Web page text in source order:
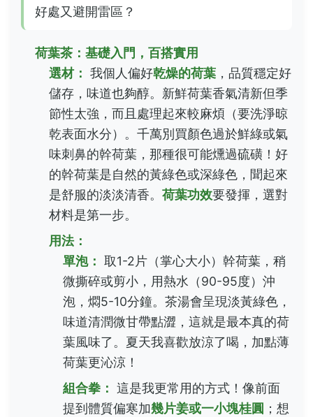
好處又避開雷區？
荷葉茶：基礎入門，百搭實用
選材： 我個人偏好乾燥的荷葉 ，品質穩定好
儲存，味道也夠醇。新鮮荷葉香氣清新但季
節性太強，而且處理起來較麻煩（要洗淨晾
乾表面水分）。千萬別買顏色過於鮮綠或氣
味刺鼻的幹荷葉，那種很可能燻過硫磺！好
的幹荷葉是自然的黃綠色或深綠色，聞起來
是舒服的淡淡清香。 荷葉功效要發揮，選對
材料是第一步。
用法：
單泡： 取1-2片（掌心大小）幹荷葉，稍
微撕碎或剪小，用熱水（90-95度）沖
泡，燜5-10分鐘。茶湯會呈現淡黃綠色，
味道清潤微甘帶點澀，這就是最本真的荷
葉風味了。夏天我喜歡放涼了喝，加點薄
荷葉更沁涼！
組合拳： 這是我更常用的方式！像前面
提到體質偏寒加幾片姜或一小塊桂圓 ；想